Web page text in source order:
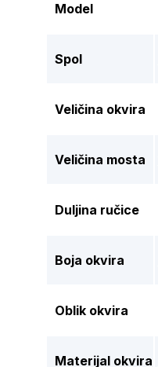
Model
Spol
Veličina okvira
Veličina mosta
Duljina ručice
Boja okvira
Oblik okvira
Materijal okvira